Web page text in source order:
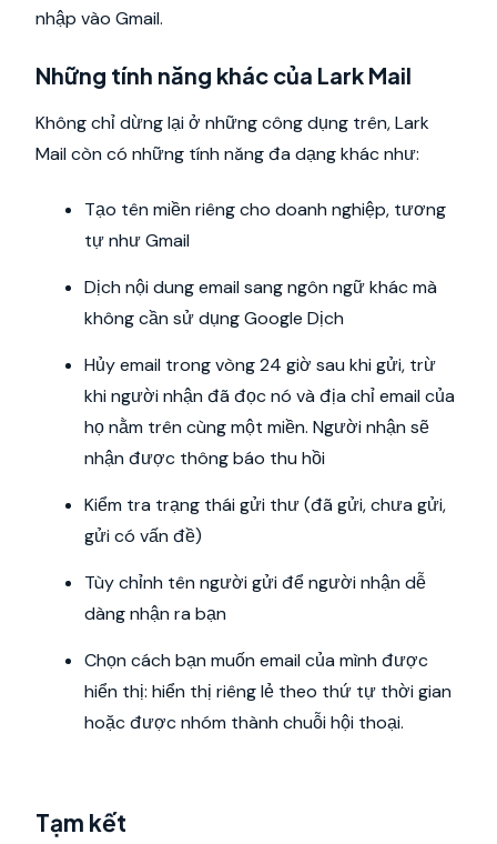
nhập vào Gmail.
Những tính năng khác của Lark Mail
Không chỉ dừng lại ở những công dụng trên, Lark
Mail còn có những tính năng đa dạng khác như:
Tạo tên miền riêng cho doanh nghiệp, tương
tự như Gmail
Dịch nội dung email sang ngôn ngữ khác mà
không cần sử dụng Google Dịch
Hủy email trong vòng 24 giờ sau khi gửi, trừ
khi người nhận đã đọc nó và địa chỉ email của
họ nằm trên cùng một miền. Người nhận sẽ
nhận được thông báo thu hồi
Kiểm tra trạng thái gửi thư (đã gửi, chưa gửi,
gửi có vấn đề)
Tùy chỉnh tên người gửi để người nhận dễ
dàng nhận ra bạn
Chọn cách bạn muốn email của mình được
hiển thị: hiển thị riêng lẻ theo thứ tự thời gian
hoặc được nhóm thành chuỗi hội thoại.
Tạm kết